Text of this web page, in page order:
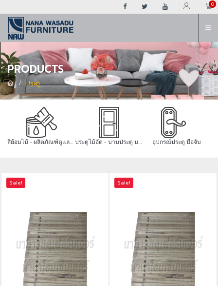
0
PRODUCTS
ประตู
สีย้อมไม้ - ผลิตภัณฑ์ดูแลไม้ ประตูไม้อัด - บานประตู มอก. อุปกรณ์ประตู มือจับ
Sale! Sale!